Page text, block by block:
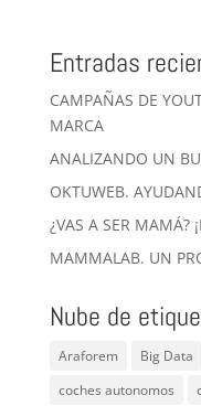
Entradas
CAMPAÑAS DE
MARCA
ANALIZANDO UN
OKTUWEB.
¿VAS A SER MAMÁ?
MAMMALAB. UN
Nube de
Araforem Big Data
coches autonomos